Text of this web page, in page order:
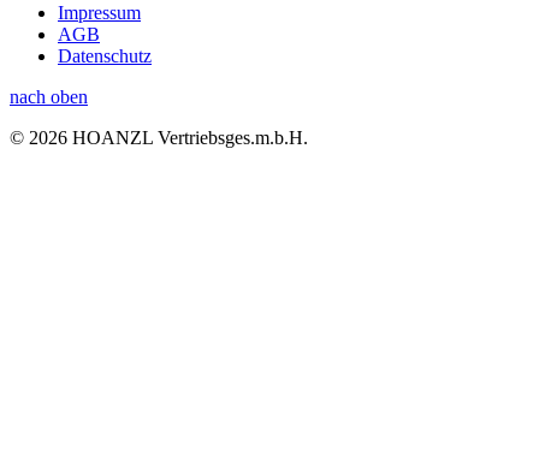
Impressum
AGB
Datenschutz
nach oben
© 2026 HOANZL Vertriebsges.m.b.H.